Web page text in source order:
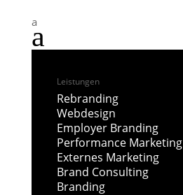
a
a
Leistungen
Rebranding
Webdesign
Employer Branding
Performance Marketing
Externes Marketing
Brand Consulting
Branding